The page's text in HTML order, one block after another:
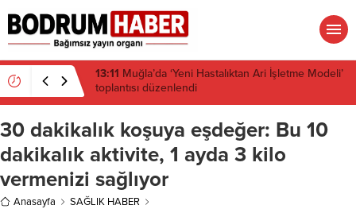
13:10 Çeşitli illerdeki enerji ve altyapı projeleri için
acele kamulaştırma kararı çıktı
30 dakikalık koşuya eşdeğer: Bu 10
dakikalık aktivite, 1 ayda 3 kilo
vermenizi sağlıyor
Anasayfa
SAĞLIK HABER